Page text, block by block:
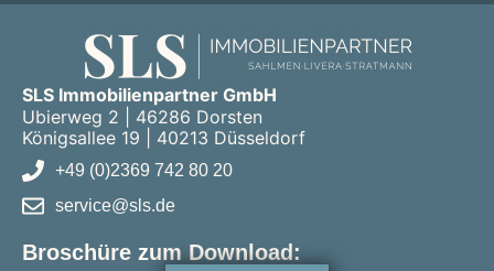
SLS Immobilienpartner GmbH
Ubierweg 2 | 46286 Dorsten
Königsallee 19 | 40213 Düsseldorf
+49 (0)2369 742 80 20
service@sls.de
Broschüre zum Download: